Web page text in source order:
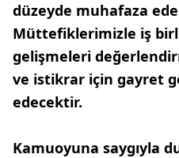
düzeyde muhafaza
Müttefiklerimizle iş
gelişmeleri
ve istikrar için gayret
edecektir.
Kamuoyuna saygıyla